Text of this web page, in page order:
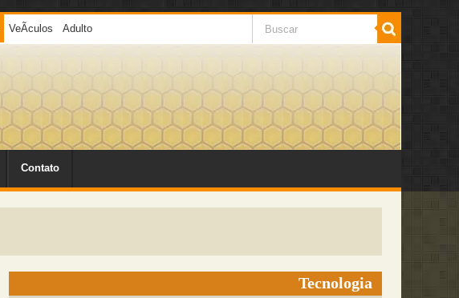
VeÃ­culos Adulto
Contato
Tecnologia